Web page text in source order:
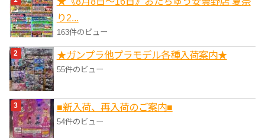
ー
り2...
163件のビュー
★ガンプラ他プラモデル各種入荷案内★
55件のビュー
■新入荷、再入荷のご案内■
54件のビュー